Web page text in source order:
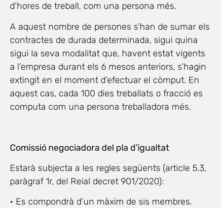
d’hores de treball, com una persona més.
A aquest nombre de persones s’han de sumar els
contractes de durada determinada, sigui quina
sigui la seva modalitat que, havent estat vigents
a l’empresa durant els 6 mesos anteriors, s’hagin
extingit en el moment d’efectuar el còmput. En
aquest cas, cada 100 dies treballats o fracció es
computa com una persona treballadora més.
Comissió negociadora del pla d’igualtat
Estarà subjecta a les regles següents (article 5.3,
paràgraf 1r, del Reial decret 901/2020):
• Es compondrà d’un màxim de sis membres.